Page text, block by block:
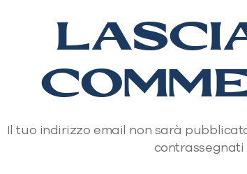
Il tuo indirizzo email non sarà
contrassegnati